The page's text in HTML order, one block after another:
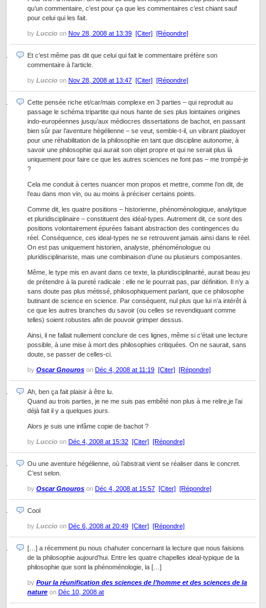
qu’un commentaire, c’est pour ça que les commentaires c’est chiant sauf
pour celui qui les fait.
by Luccio on Nov 28, 2008 at 13:39 [Citer] [Répondre]
Et c’est même pas dit que celui qui fait le commentaire préfère son
commentaire à l’article.
by Luccio on Nov 28, 2008 at 13:47 [Citer] [Répondre]
Cette pensée riche et/car/mais complexe en 3 parties – qui reproduit au
passage le schéma tripartite qui nous hante de ses plus lointaines origines
indo-européennes jusqu’aux médiocres dissertations de bachot, en passant
bien sûr par l’aventure hégélienne – se veut, semble-t-il, un vibrant plaidoyer
pour une réhabilitation de la philosophie en tant que discipline autonome, à
savoir une philosophie qui aurait son objet propre et qui ne serait plus là
uniquement pour faire ce que les autres sciences ne font pas – me trompé-je
?
Cela me conduit à certes nuancer mon propos et mettre, comme l’on dit, de
l’eau dans mon vin, ou au moins à préciser certains points.
Comme dit, les quatre positions – historienne, phénoménologique, analytique
et pluridisciplinaire – constituent des idéal-types. Autrement dit, ce sont des
positions volontairement épurées faisant abstraction des contingences du
réel. Conséquence, ces ideal-types ne se retrouvent jamais ainsi dans le réel.
On est pas uniquement historien, analyste, phénoménologue ou
pluridisciplinariste, mais une combinaison d’une ou plusieurs composantes.
Même, le type mis en avant dans ce texte, la pluridisciplinarité, aurait beau jeu
de prétendre à la pureté radicale : elle ne le pourrait pas, par définition. Il n’y a
sans doute pas plus métissé, philosophiquement parlant, que ce philosophe
butinant de science en science. Par conséquent, nul plus que lui n’a intérêt à
ce que les autres branches du savoir (ou celles se revendiquant comme
telles) soient robustes afin de pouvoir grimper dessus.
Ainsi, il ne fallait nullement conclure de ces lignes, même si c’était une lecture
possible, à une mise à mort des philosophies critiquées. On ne saurait, sans
doute, se passer de celles-ci.
by Oscar Gnouros on Déc 4, 2008 at 11:19 [Citer] [Répondre]
Ah, ben ça fait plaisir à être lu.
Quand au trois parties, je ne me suis pas embêté non plus à me relire,je l’ai
déjà fait il y a quelques jours.
Alors je suis une infâme copie de bachot ?
by Luccio on Déc 4, 2008 at 15:32 [Citer] [Répondre]
Ou une aventure hégélienne, où l’abstrait vient se réaliser dans le concret.
C’est selon.
by Oscar Gnouros on Déc 4, 2008 at 15:57 [Citer] [Répondre]
Cool
by Luccio on Déc 6, 2008 at 20:49 [Citer] [Répondre]
[…] a récemment pu nous chahuter concernant la lecture que nous faisions
de la philosophie aujourd’hui. Entre les quatre chapelles ideal-typique de la
philosophie que sont la phénoménologie, la […]
by Pour la réunification des sciences de l’homme et des sciences de la
nature on Déc 10, 2008 at